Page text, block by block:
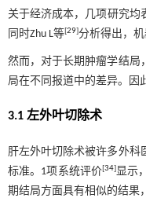
关于经济成本，几项研究均
同时Zhu L等[29]分析得出，
然而，对于长期肿瘤学结局
局在不同报道中的差异。因
3.1 左外叶切除术
肝左外叶切除术被许多外科
标准。1项系统评价[34]显示
期结局方面具有相似的结果